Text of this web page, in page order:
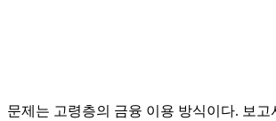
문제는 고령층의 금융 이용 방식이다. 보고